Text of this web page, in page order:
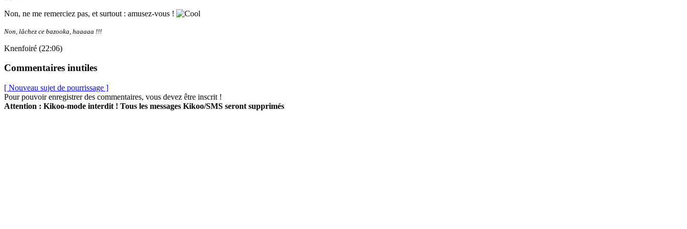
Non, ne me remerciez pas, et surtout : amusez-vous !
Non, lâchez ce bazooka, haaaaa !!!
Knenfoiré (22:06)
Commentaires inutiles
[ Nouveau sujet de pourrissage ]
Pour pouvoir enregistrer des commentaires, vous devez être inscrit !
Attention : Kikoo-mode interdit ! Tous les messages Kikoo/SMS seront supprimés